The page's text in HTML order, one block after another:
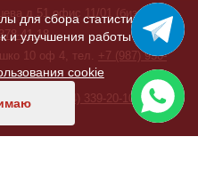
д.51 офис 11/01 (бизнес-
41-18
10 оф 4, тел. +7 (987) 950-
тел. +7 (914) 339-20-10
для сбора статистики,
и улучшения работы
cookie